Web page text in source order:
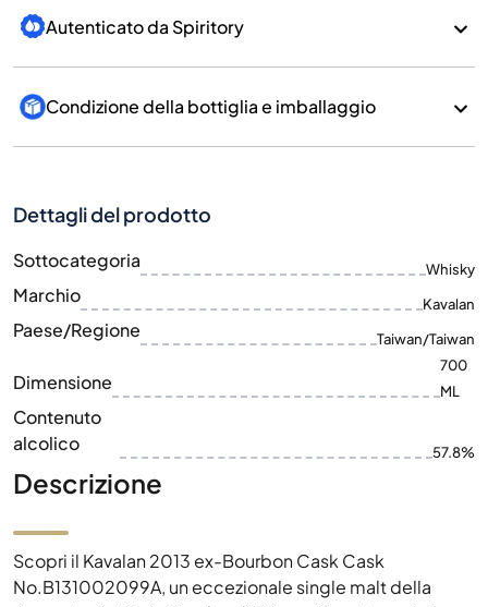
Autenticato da Spiritory
Condizione della bottiglia e imballaggio
Dettagli del prodotto
Sottocategoria Whisky
Marchio Kavalan
Paese/Regione Taiwan/Taiwan
Dimensione
700
ML
Contenuto
alcolico
57.8%
Descrizione
Scopri il Kavalan 2013 ex-Bourbon Cask Cask
No.B131002099A, un eccezionale single malt della